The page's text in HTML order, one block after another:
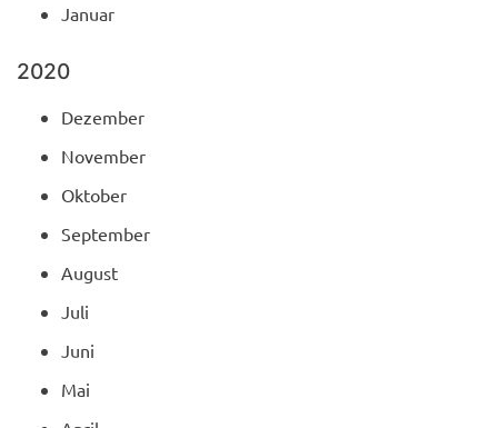
Januar
2020
Dezember
November
Oktober
September
August
Juli
Juni
Mai